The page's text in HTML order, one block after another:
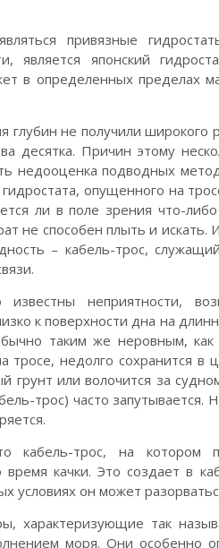
привязные
является японский
в определенных пределах
глубин не получили широкого
десятка. Причин этому
недооценка подводных
опущенного на
ли в поле зрения что-
не способен плыть и искать.
– кабель-трос,
известны неприятности,
к поверхности дна на
таким же неровным,
недолго сохранится в
грунт или волочится за
трос) часто запутывается.
кабель-трос, на котором
время качки. Это создает в
условиях он может
характеризующие так
моря. Они особенно